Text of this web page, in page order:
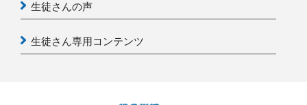
生徒さんの声
生徒さん専用コンテンツ